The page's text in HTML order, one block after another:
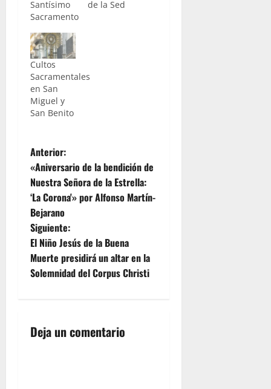
Santísimo
Sacramento
de la Sed
Cultos
Sacramentales
en San
Miguel y
San Benito
N
a
v
e
g
a
i
Anterior:
«Aniversario de la bendición de
Nuestra Señora de la Estrella:
‘La Corona'» por Alfonso Martín-
Bejarano
Siguiente:
El Niño Jesús de la Buena
Muerte presidirá un altar en la
Solemnidad del Corpus Christi
Deja un comentario